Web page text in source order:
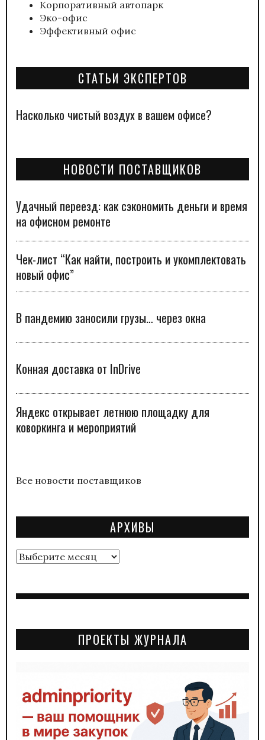
Корпоративный автопарк
Эко-офис
Эффективный офис
СТАТЬИ ЭКСПЕРТОВ
Насколько чистый воздух в вашем офисе?
НОВОСТИ ПОСТАВЩИКОВ
Удачный переезд: как сэкономить деньги и время
на офисном ремонте
Чек-лист “Как найти, построить и укомплектовать
новый офис”
В пандемию заносили грузы… через окна
Конная доставка от InDrive
Яндекс открывает летнюю площадку для
коворкинга и мероприятий
Все новости поставщиков
АРХИВЫ
Архивы
ПРОЕКТЫ ЖУРНАЛА